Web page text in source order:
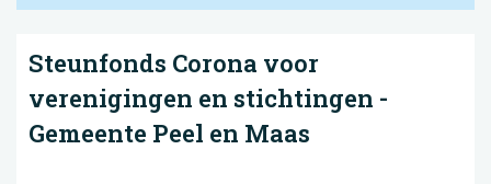
Steunfonds Corona voor
verenigingen en stichtingen -
Gemeente Peel en Maas